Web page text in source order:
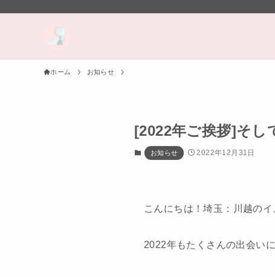
ホーム お知らせ
[2022年ご挨拶]そし
お知らせ 2022年12月31日
こんにちは！埼玉：川越の
2022年もたくさんの出会い